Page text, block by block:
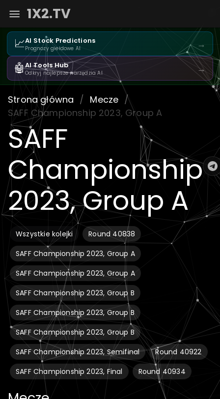
1X2.TV
📈AI Stock Predictions
Prognozy giełdowe AI →
🤖AI Tools Hub
Odkryj najlepsze narzędzia AI →
Strona główna / Mecze /
SAFF Championship 2023, Group A
SAFF
Championship
2023, Group A
Wszystkie kolejki
Round 40838
SAFF Championship 2023, Group A
SAFF Championship 2023, Group A
SAFF Championship 2023, Group B
SAFF Championship 2023, Group B
SAFF Championship 2023, Group B
SAFF Championship 2023, Semifinal
Round 40922
SAFF Championship 2023, Final
Round 40934